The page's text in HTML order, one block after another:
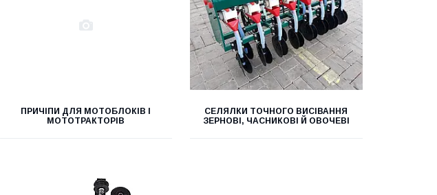
ПРИЧІПИ ДЛЯ МОТОБЛОКІВ І
МОТОТРАКТОРІВ
СЕЛЯЛКИ ТОЧНОГО ВИСІВАННЯ
ЗЕРНОВІ, ЧАСНИКОВІ Й ОВОЧЕВІ